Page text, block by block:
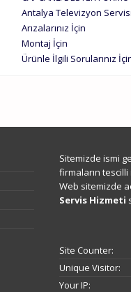
Antalya Televizyon Servisi
Arızalarınız İçin
Montaj İçin
Ürünle İlgili Sorularınız
Sitemizde ismi
firmaların tescilli
Web sitemizde
Servis Hizmeti
Site Counter:
Unique Visitor:
Your IP: